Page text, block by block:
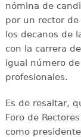
nómina de
por un rector
los decanos de
con la carrera
igual número
profesionales.
Es de resaltar,
Foro de
como